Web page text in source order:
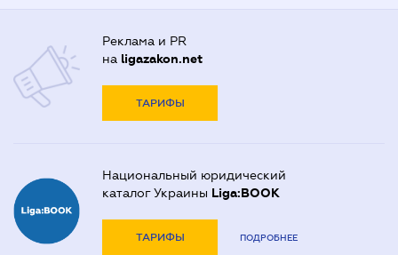
Реклама и PR
на ligazakon.net
ТАРИФЫ
Национальный юридический
каталог Украины Liga:BOOK
ТАРИФЫ ПОДРОБНЕЕ